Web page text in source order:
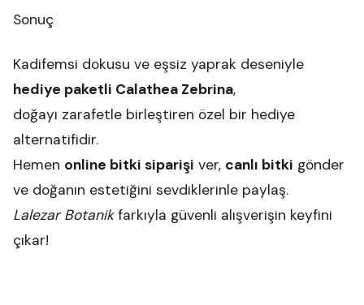
Sonuç
Kadifemsi dokusu ve eşsiz yaprak deseniyle
hediye paketli Calathea Zebrina,
doğayı zarafetle birleştiren özel bir hediye
alternatifidir.
Hemen online bitki siparişi ver, canlı bitki gönder
ve doğanın estetiğini sevdiklerinle paylaş.
Lalezar Botanikfarkıyla güvenli alışverişin keyfini
çıkar!